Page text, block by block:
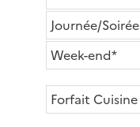
Journée/Soirée
Week-end*
Forfait Cuisine